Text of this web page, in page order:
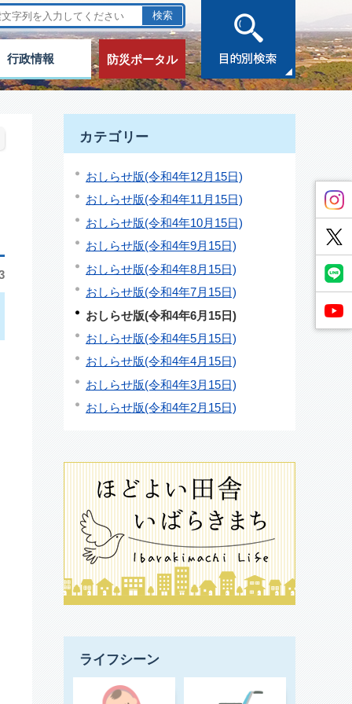
行政情報 防災ポータル
カテゴリー
おしらせ版(令和4年12月15日)
おしらせ版(令和4年11月15日)
おしらせ版(令和4年10月15日)
おしらせ版(令和4年9月15日)
おしらせ版(令和4年8月15日)
おしらせ版(令和4年7月15日)
おしらせ版(令和4年6月15日)
おしらせ版(令和4年5月15日)
おしらせ版(令和4年4月15日)
おしらせ版(令和4年3月15日)
おしらせ版(令和4年2月15日)
ライフシーン